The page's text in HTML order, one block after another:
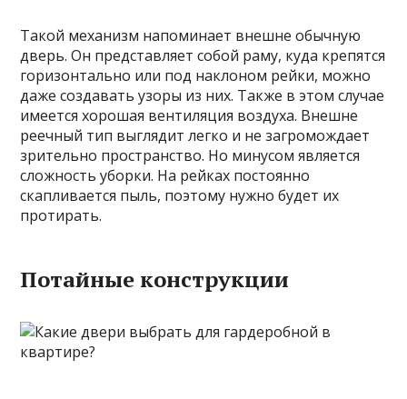
Такой механизм напоминает внешне обычную
дверь. Он представляет собой раму, куда крепятся
горизонтально или под наклоном рейки, можно
даже создавать узоры из них. Также в этом случае
имеется хорошая вентиляция воздуха. Внешне
реечный тип выглядит легко и не загромождает
зрительно пространство. Но минусом является
сложность уборки. На рейках постоянно
скапливается пыль, поэтому нужно будет их
протирать.
Потайные конструкции